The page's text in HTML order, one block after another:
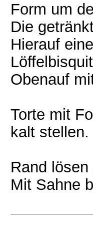
Form um
Die
Hierauf
Obenauf
Torte mit
kalt stellen.
Rand
Mit Sahne